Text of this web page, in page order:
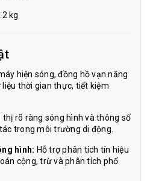
kg
hiện sóng, đồng hồ vạn năng
thời gian thực, tiết kiệm
thị rõ ràng sóng hình và thông số
trong môi trường di động.
hình: Hỗ trợ phân tích tín hiệu
cộng, trừ và phân tích phổ